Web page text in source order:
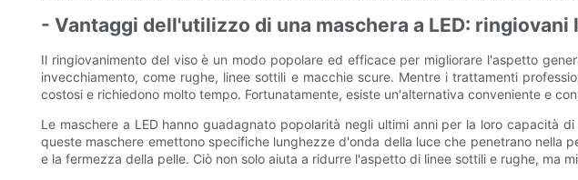
- Vantaggi dell'utilizzo di una maschera a LED: ringiovani
Il ringiovanimento del viso è un modo popolare ed efficace per migliorare l'aspetto
invecchiamento, come rughe, linee sottili e macchie scure. Mentre i trattamenti
costosi e richiedono molto tempo. Fortunatamente, esiste un'alternativa conveniente e
Le maschere a LED hanno guadagnato popolarità negli ultimi anni per la loro capacità
queste maschere emettono specifiche lunghezze d'onda della luce che penetrano nella
e la fermezza della pelle. Ciò non solo aiuta a ridurre l'aspetto di linee sottili e rughe, ma